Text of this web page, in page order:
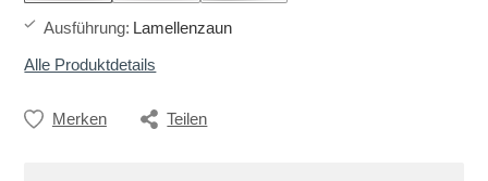
Ausführung: Lamellenzaun
Alle Produktdetails
Merken Teilen